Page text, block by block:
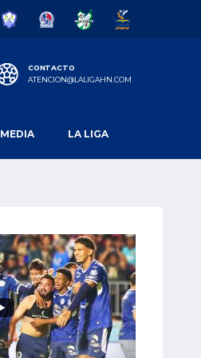
CONTACTO
ATENCION@LALIGAHN.COM
MEDIA LA LIGA